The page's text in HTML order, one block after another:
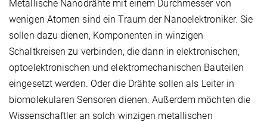
Metallische Nanodrähte mit einem Durchmesser von
wenigen Atomen sind ein Traum der Nanoelektroniker. Sie
sollen dazu dienen, Komponenten in winzigen
Schaltkreisen zu verbinden, die dann in elektronischen,
optoelektronischen und elektromechanischen Bauteilen
eingesetzt werden. Oder die Drähte sollen als Leiter in
biomolekularen Sensoren dienen. Außerdem möchten die
Wissenschaftler an solch winzigen metallischen